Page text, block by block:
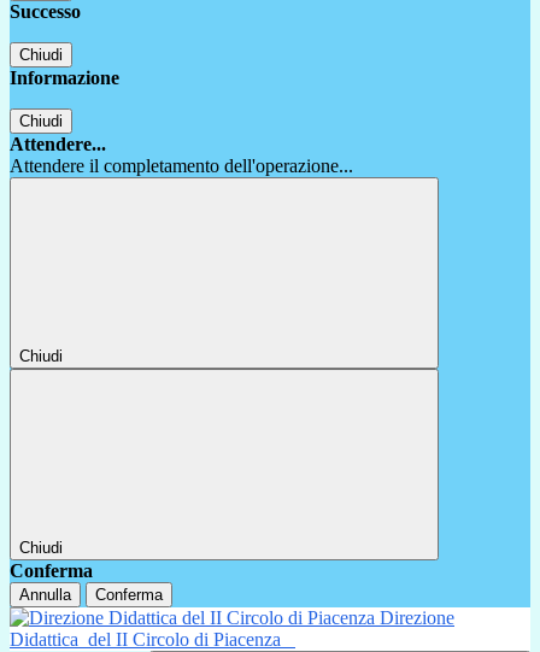
Successo
Chiudi
Informazione
Chiudi
Attendere...
Attendere il completamento dell'operazione...
Chiudi
Chiudi
Conferma
Annulla Conferma
Direzione
Didattica del II Circolo di Piacenza